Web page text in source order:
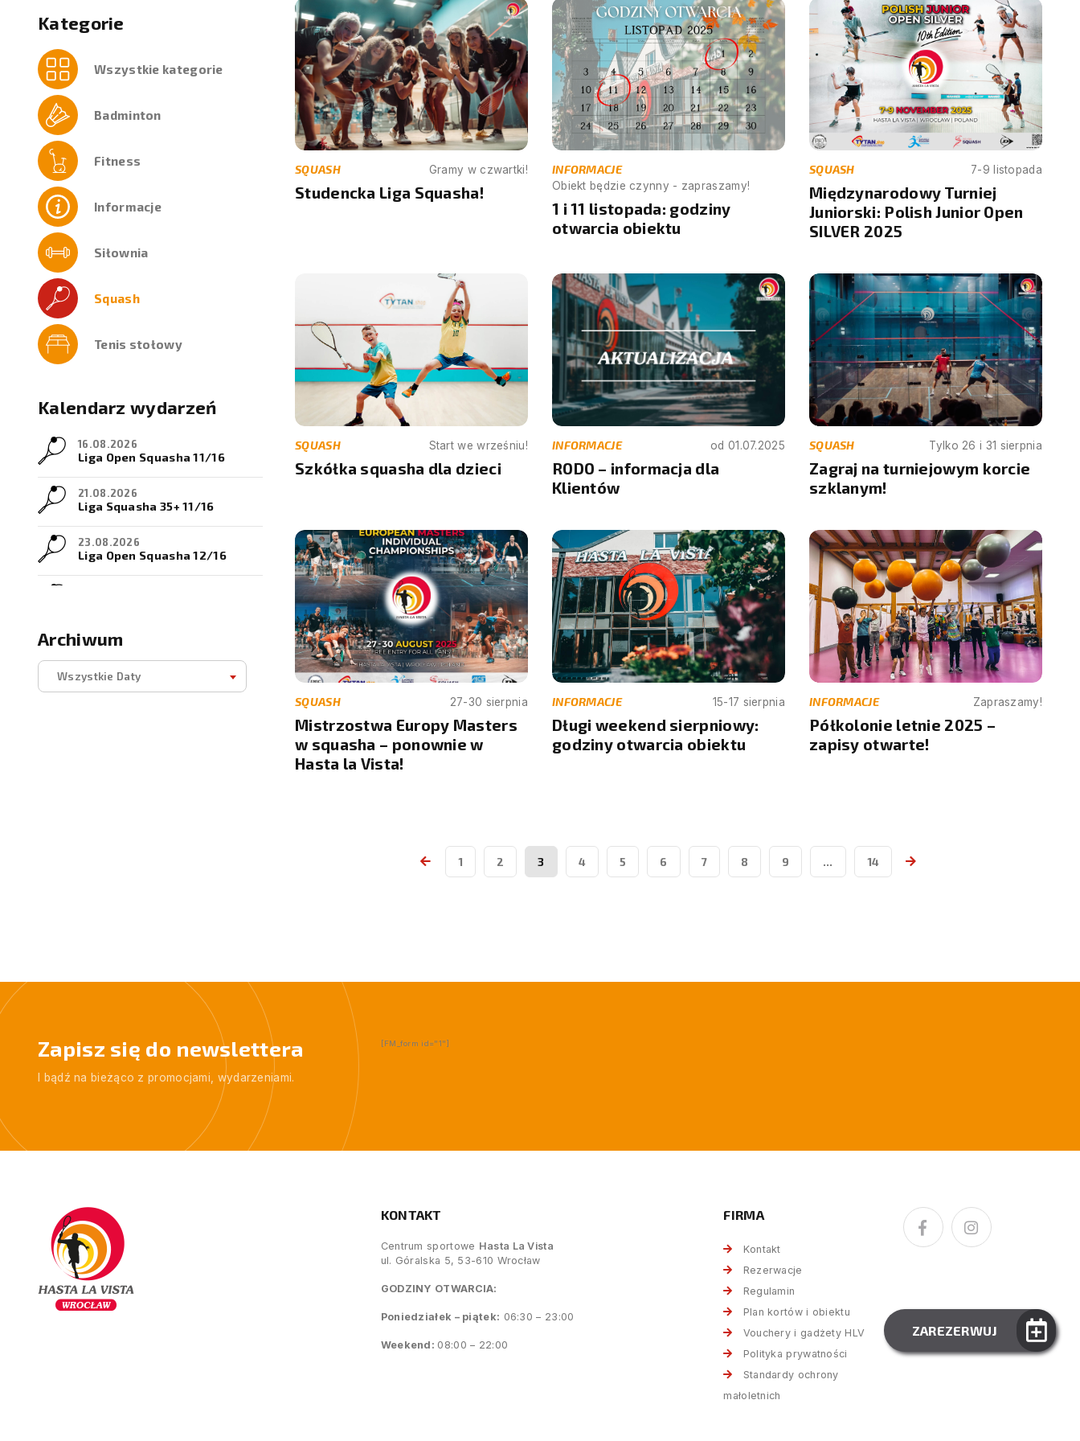
Kategorie
Wszystkie kategorie
Badminton
Fitness
Informacje
Siłownia
Squash
Tenis stołowy
Archiwum
Wszystkie Daty
Kalendarz wydarzeń
16.08.2026
Liga Open Squasha 11/16
21.08.2026
Liga Squasha 35+ 11/16
23.08.2026
Liga Open Squasha 12/16
04.09.2026
06.09.2026
SQUASH Gramy w czwartki!
Studencka Liga Squasha!
INFORMACJE
Obiekt będzie czynny - zapraszamy!
1 i 11 listopada: godziny
otwarcia obiektu
SQUASH 7-9 listopada
Międzynarodowy Turniej
Juniorski: Polish Junior Open
SILVER 2025
SQUASH Start we wrześniu!
Szkółka squasha dla dzieci
INFORMACJE od 01.07.2025
RODO – informacja dla
Klientów
SQUASH Tylko 26 i 31 sierpnia
Zagraj na turniejowym korcie
szklanym!
SQUASH 27-30 sierpnia
Mistrzostwa Europy Masters
w squasha – ponownie w
Hasta la Vista!
INFORMACJE 15-17 sierpnia
Długi weekend sierpniowy:
godziny otwarcia obiektu
INFORMACJE Zapraszamy!
Półkolonie letnie 2025 –
zapisy otwarte!
1 2 3 4 5 6 7 8 9 … 14
Zapisz się do newslettera
I bądź na bieżąco z promocjami, wydarzeniami.
[FM_form id="1"]
KONTAKT
Centrum sportowe Hasta La Vista
ul. Góralska 5, 53-610 Wrocław
GODZINY OTWARCIA:
Poniedziałek – piątek: 06:30 – 23:00
Weekend: 08:00 – 22:00
FIRMA
Kontakt
Rezerwacje
Regulamin
Plan kortów i obiektu
Vouchery i gadżety HLV
Polityka prywatności
Standardy ochrony
małoletnich
ZAREZERWUJ